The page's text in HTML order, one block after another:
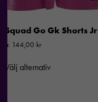
Squad Go Gk Shorts Jr
fr. 144,00 kr
Välj alternativ